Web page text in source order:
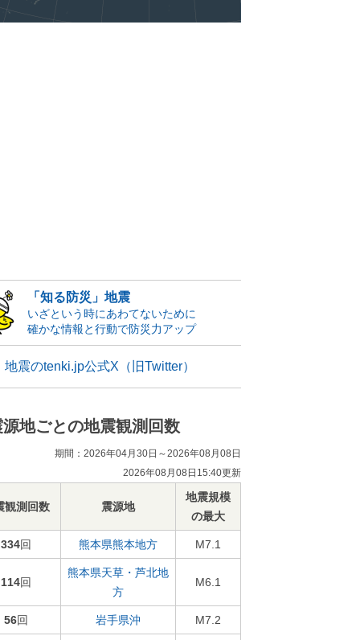
「知る防災」地震
いざという時にあわてないために
確かな情報と行動で防災力アップ
地震のtenki.jp公式X（旧Twitter）
源地ごとの地震観測回数
期間：2026年04月30日～2026年08月08日
2026年08月08日15:40更新
観測回数 震源地
地震規模
の最大
334回 熊本県熊本地方 M7.1
114回
熊本県天草・芦北地
方
M6.1
56回 岩手県沖 M7.2